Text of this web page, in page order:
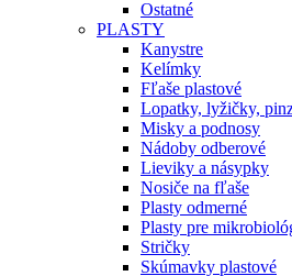
Ostatné
PLASTY
Kanystre
Kelímky
Fľaše plastové
Lopatky, lyžičky,
Misky a podnosy
Nádoby odberové
Lieviky a násypky
Nosiče na fľaše
Plasty odmerné
Plasty pre
Stričky
Skúmavky plastové